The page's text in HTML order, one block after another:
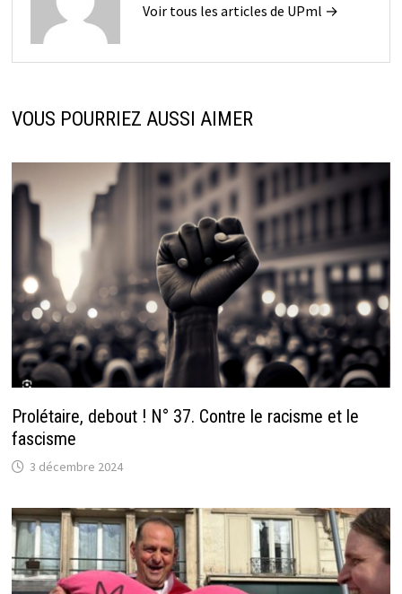
Voir tous les articles de UPml →
VOUS POURRIEZ AUSSI AIMER
Prolétaire, debout ! N° 37. Contre le racisme et le
fascisme
3 décembre 2024